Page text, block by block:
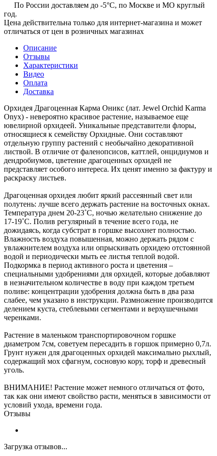
По России доставляем до -5°C, по Москве и МО круглый
год.
Цена действительна только для интернет-магазина и может
отличаться от цен в розничных магазинах
Описание
Отзывы
Характеристики
Видео
Оплата
Доставка
Орхидея Драгоценная Карма Оникс (лат. Jewel Orchid Karma
Onyx) - невероятно красивое растение, называемое еще
ювелирной орхидеей. Уникальные представители флоры,
относящиеся к семейству Орхидные. Они составляют
отдельную группу растений с необычайно декоративной
листвой. В отличие от фаленопсисов, каттлей, онцидиумов и
дендробиумов, цветение драгоценных орхидей не
представляет особого интереса. Их ценят именно за фактуру и
раскраску листьев.
Драгоценная орхидея любит яркий рассеянный свет или
полутень: лучше всего держать растение на восточных окнах.
Температура днем 20-23˚C, ночью желательно снижение до
17-19˚C. Полив регулярный в течение всего года, не
дожидаясь, когда субстрат в горшке высохнет полностью.
Влажность воздуха повышенная, можно держать рядом с
увлажнителем воздуха или опрыскивать орхидею отстоянной
водой и периодически мыть ее листья теплой водой.
Подкормка в период активного роста и цветения –
специальными удобрениями для орхидей, которые добавляют
в незначительном количестве в воду при каждом третьем
поливе: концентрации удобрения должна быть в два раза
слабее, чем указано в инструкции. Размножение производится
делением куста, стеблевыми сегментами и верхушечными
черенками.
Растение в маленьком транспортировочном горшке
диаметром 7см, советуем пересадить в горшок примерно 0,7л.
Грунт нужен для драгоценных орхидей максимально рыхлый,
содержащий мох сфагнум, сосновую кору, торф и древесный
уголь.
ВНИМАНИЕ! Растение может немного отличаться от фото,
так как они имеют свойство расти, меняться в зависимости от
условий ухода, времени года.
Отзывы
Загрузка отзывов...